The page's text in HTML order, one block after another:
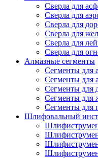
Сверла для
Сверла для
Сверла для
Сверла для
Сверла для
Сверла для
Алмазные сегменты
Сегменты для
Cегменты для
Cегменты для
Сегменты для
Сегменты для
Шлифовальный